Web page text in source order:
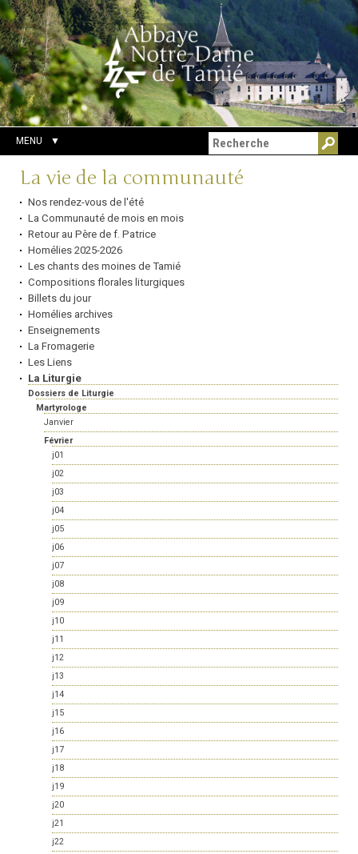
Aller
au
contenu.
|
Aller
à
la
navigation
Outils
personnels
Chercher par
Recherche
avancée…
MENU
Navigation
La vie de la communauté
Nos rendez-vous de l'été
La Communauté de mois en mois
Retour au Père de f. Patrice
Homélies 2025-2026
Les chants des moines de Tamié
Compositions florales liturgiques
Billets du jour
Homélies archives
Enseignements
La Fromagerie
Les Liens
La Liturgie
Dossiers de Liturgie
Martyrologe
Janvier
Février
j01
j02
j03
j04
j05
j06
j07
j08
j09
j10
j11
j12
j13
j14
j15
j16
j17
j18
j19
j20
j21
j22